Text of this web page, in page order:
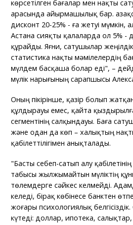
көрсетілген бағалар мен нақты
арасында айырмашылық бар.
дисконт 20-25% - ға жетуі мүмкін,
Астана сияқты қалаларда ол 5% -
құрайды. Яғни, сатушылар
статистика нақты мәмілелердің
мүлдем басқаша болар еді", –
мүлік нарығының сарапшысы
Оның пікірінше, қазір болып
құлдырауы емес, қайта
сегментінің салқындауы. Баға
және одан да көп – халықтың
қабілеттілігімен анықталады.
"Басты себеп-сатып алу
табысы жылжымайтын мүліктің
төлемдерге сәйкес келмейді.
келеді, бірақ көбінесе банктен
жоғары психологиялық
күтеді: доллар, ипотека,